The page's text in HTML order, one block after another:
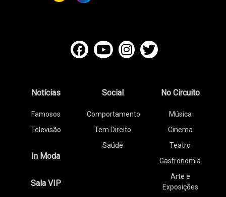
Notícias
Famosos
Televisão
In Moda
Sala VIP
Social
Comportamento
Tem Direito
Saúde
No Circuito
Música
Cinema
Teatro
Gastronomia
Arte e
Exposições